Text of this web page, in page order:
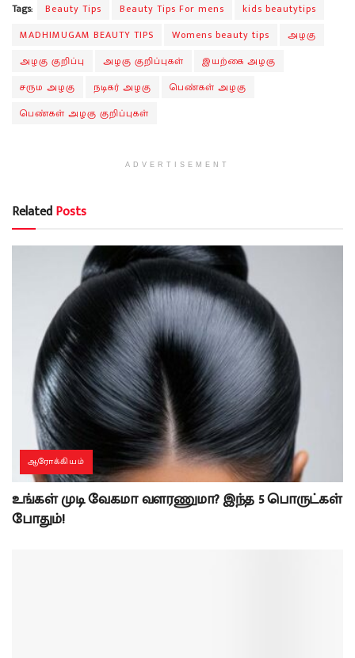
Tags: Beauty Tips Beauty Tips For mens
kids beautytips
MADHIMUGAM BEAUTY TIPS
Womens beauty tips
அழகு
அழகு குறிப்பு
அழகு குறிப்புகள்
இயற்கை அழகு
சரும அழகு
நடிகர் அழகு
பெண்கள் அழகு
பெண்கள் அழகு குறிப்புகள்
ADVERTISEMENT
RelatedPosts
ஆரோக்கியம்
உங்கள் முடி வேகமா வளரணுமா? இந்த 5 பொருட்கள்
போதும்!